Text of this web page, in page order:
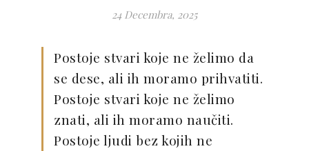
24 Decembra, 2025
Postoje stvari koje ne želimo da
se dese, ali ih moramo prihvatiti.
Postoje stvari koje ne želimo
znati, ali ih moramo naučiti.
Postoje ljudi bez kojih ne